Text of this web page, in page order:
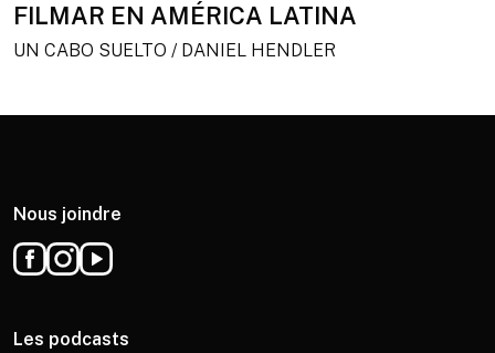
FILMAR EN AMÉRICA LATINA
UN CABO SUELTO / DANIEL HENDLER
Nous joindre
Les podcasts